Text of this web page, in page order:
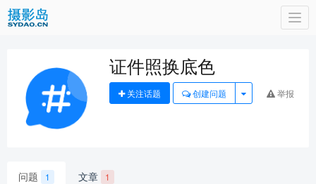
证件照换底色
关注话题 创建问题 举报
问题 1 文章 1